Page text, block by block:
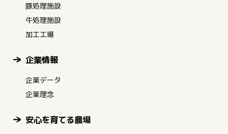
豚処理施設
牛処理施設
加工工場
企業情報
企業データ
企業理念
安心を育てる農場